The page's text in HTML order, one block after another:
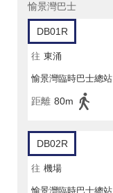
愉景灣巴士
DB01R
往 東涌
愉景灣臨時巴士總站
距離 80m
DB02R
往 機場
愉景灣臨時巴士總站